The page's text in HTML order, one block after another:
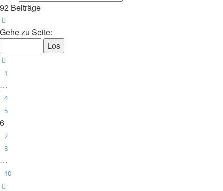
92 Beiträge
Gehe zu Seite:
1
…
4
5
6
7
8
…
10